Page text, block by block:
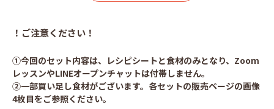
！ご注意ください！
①今回のセット内容は、レシピシートと食材のみとなり、Zoom
レッスンやLINEオープンチャットは付帯しません。
②一部買い足し食材がございます。各セットの販売ページの画像
4枚目をご参照ください。